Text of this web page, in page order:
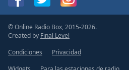
© Online Radio Box, 2015-2026.
Created by Final Level
Condiciones
Privacidad